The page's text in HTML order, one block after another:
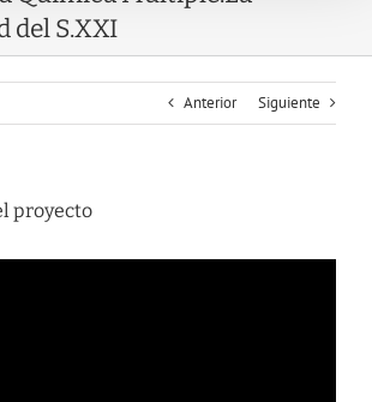
del S.XXI
Anterior Siguiente
proyecto